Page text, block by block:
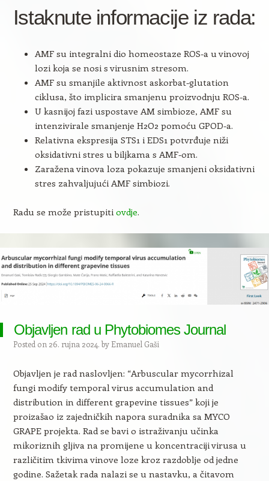
Istaknute informacije iz rada:
AMF su integralni dio homeostaze ROS-a u vinovoj
lozi koja se nosi s virusnim stresom.
AMF su smanjile aktivnost askorbat-glutation
ciklusa, što implicira smanjenu proizvodnju ROS-a.
U kasnijoj fazi uspostave AM simbioze, AMF su
intenzivirale smanjenje H2O2 pomoću GPOD-a.
Relativna ekspresija STS1 i EDS1 potvrđuje niži
oksidativni stres u biljkama s AMF-om.
Zaražena vinova loza pokazuje smanjeni oksidativni
stres zahvaljujući AMF simbiozi.
Radu se može pristupiti ovdje.
Objavljen rad u Phytobiomes Journal
Posted on 26. rujna 2024. by Emanuel Gaši
Objavljen je rad naslovljen: “Arbuscular mycorrhizal
fungi modify temporal virus accumulation and
distribution in different grapevine tissues” koji je
proizašao iz zajedničkih napora suradnika sa MYCO
GRAPE projekta. Rad se bavi o istraživanju učinka
mikoriznih gljiva na promijene u koncentraciji virusa u
različitim tkivima vinove loze kroz razdoblje od jedne
godine. Sažetak rada nalazi se u nastavku, a čitavom